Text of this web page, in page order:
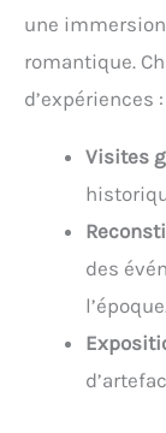
une
romantique.
d’expériences :
Visites
des